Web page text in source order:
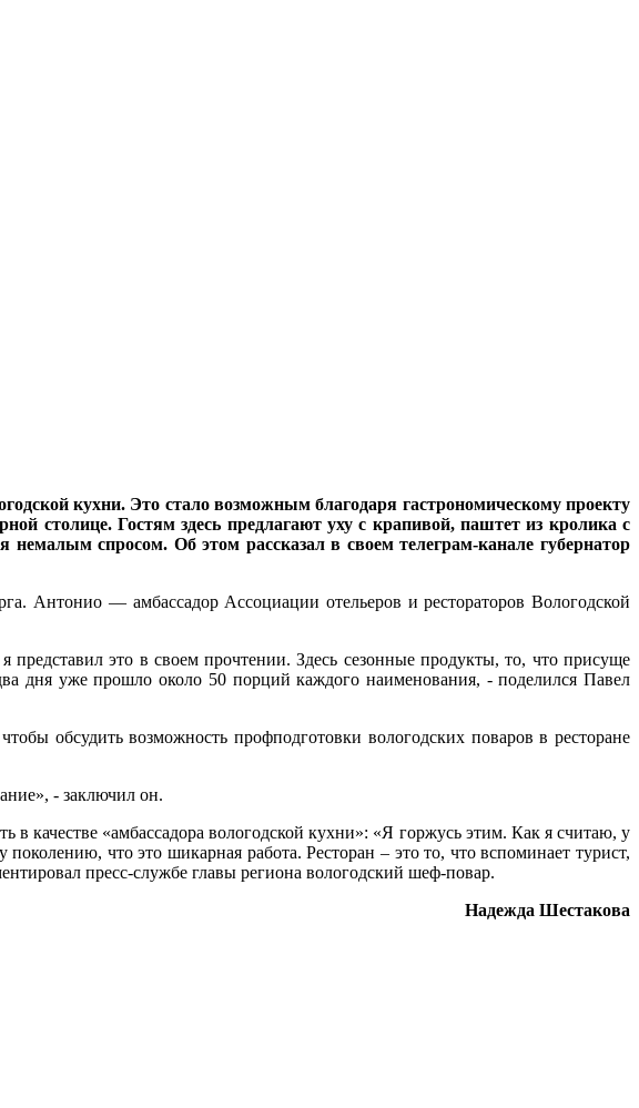
кухни. Это стало возможным благодаря гастрономическому проекту
столице. Гостям здесь предлагают уху с крапивой, паштет из кролика с
спросом. Об этом рассказал в своем телеграм-канале губернатор
Антонио — амбассадор Ассоциации отельеров и рестораторов Вологодской
это в своем прочтении. Здесь сезонные продукты, то, что присуще
дня уже прошло около 50 порций каждого наименования, - поделился Павел
обсудить возможность профподготовки вологодских поваров в ресторане
- заключил он.
качестве «амбассадора вологодской кухни»: «Я горжусь этим. Как я считаю, у
что это шикарная работа. Ресторан – это то, что вспоминает турист,
пресс-службе главы региона вологодский шеф-повар.
Надежда Шестакова